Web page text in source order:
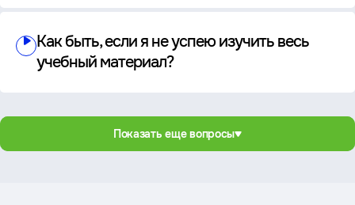
Как быть, если я не успею изучить весь
учебный материал?
Показать еще вопросы